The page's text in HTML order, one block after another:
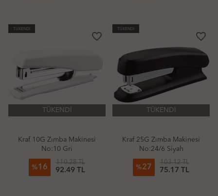
TÜKENDİ
favorite_border
TÜKENDİ
Kraf 10G Zımba Makinesi
No:10 Gri
%16
110.28 TL
92.49 TL
TÜKENDİ
favorite_border
TÜKENDİ
Kraf 25G Zımba Makinesi
No:24/6 Siyah
%27
103.12 TL
75.17 TL